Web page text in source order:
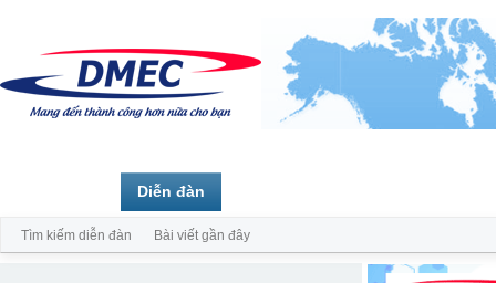
Diễn đàn
Tìm kiếm diễn đàn Bài viết gần đây